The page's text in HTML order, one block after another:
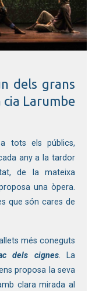
dels grans
cia Larumbe
tots els públics,
any a la tardor
de la mateixa
una òpera.
que són cares de
més coneguts
dels cignes. La
proposa la seva
clara mirada al